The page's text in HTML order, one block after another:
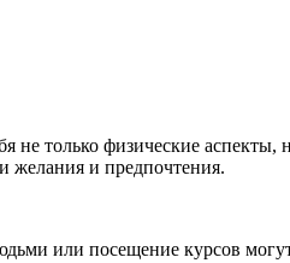
не только физические
желания и предпочтения.
или посещение курсов